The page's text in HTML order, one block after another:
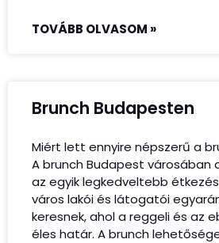
TOVÁBB OLVASOM »
Brunch Budapesten
Miért lett ennyire népszerű a
A brunch Budapest városában
az egyik legkedveltebb
város lakói és látogatói
keresnek, ahol a reggeli és az
éles határ. A brunch